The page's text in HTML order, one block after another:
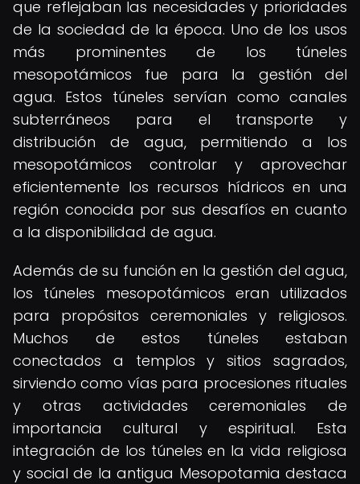
que reflejaban las necesidades y prioridades
de la sociedad de la época. Uno de los usos
más prominentes de los túneles
mesopotámicos fue para la gestión del
agua. Estos túneles servían como canales
subterráneos para el transporte y
distribución de agua, permitiendo a los
mesopotámicos controlar y aprovechar
eficientemente los recursos hídricos en una
región conocida por sus desafíos en cuanto
a la disponibilidad de agua.
Además de su función en la gestión del agua,
los túneles mesopotámicos eran utilizados
para propósitos ceremoniales y religiosos.
Muchos de estos túneles estaban
conectados a templos y sitios sagrados,
sirviendo como vías para procesiones rituales
y otras actividades ceremoniales de
importancia cultural y espiritual. Esta
integración de los túneles en la vida religiosa
y social de la antigua Mesopotamia destaca